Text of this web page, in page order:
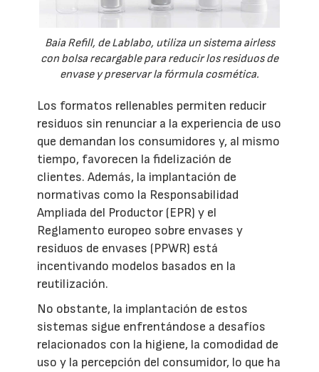
Baia Refill, de Lablabo, utiliza un sistema airless
con bolsa recargable para reducir los residuos de
envase y preservar la fórmula cosmética.
Los formatos rellenables permiten reducir
residuos sin renunciar a la experiencia de uso
que demandan los consumidores y, al mismo
tiempo, favorecen la fidelización de
clientes. Además, la implantación de
normativas como la Responsabilidad
Ampliada del Productor (EPR) y el
Reglamento europeo sobre envases y
residuos de envases (PPWR) está
incentivando modelos basados en la
reutilización.
No obstante, la implantación de estos
sistemas sigue enfrentándose a desafíos
relacionados con la higiene, la comodidad de
uso y la percepción del consumidor, lo que ha